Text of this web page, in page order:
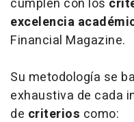
cumplen con los
excelencia
Financial Magazine.
Su metodología se
exhaustiva de cada
de criterios como: